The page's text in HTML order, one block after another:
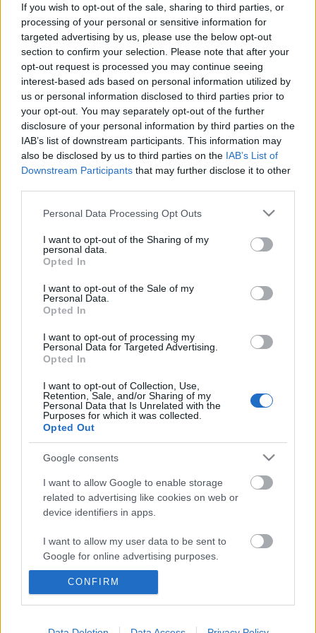
If you wish to opt-out of the sale, sharing to third parties, or
processing of your personal or sensitive information for
targeted advertising by us, please use the below opt-out
section to confirm your selection. Please note that after your
opt-out request is processed you may continue seeing
interest-based ads based on personal information utilized by
us or personal information disclosed to third parties prior to
your opt-out. You may separately opt-out of the further
disclosure of your personal information by third parties on the
IAB’s list of downstream participants. This information may
also be disclosed by us to third parties on the IAB’s List of
Downstream Participants that may further disclose it to other
Please note that this website/app uses one or more Google
not limited to your visit or usage behaviour. You may click to
grant or deny consent to Google and its third-party tags to
use your data for below specified purposes in below Google
consent section.
Personal Data Processing Opt Outs
I want to opt-out of the Sharing of my
personal data.
Opted In
I want to opt-out of the Sale of my
Personal Data.
Opted In
I want to opt-out of processing my
Personal Data for Targeted Advertising.
Opted In
I want to opt-out of Collection, Use,
Retention, Sale, and/or Sharing of my
Personal Data that Is Unrelated with the
Purposes for which it was collected.
Opted Out
Google consents
I want to allow Google to enable storage
related to advertising like cookies on web or
device identifiers in apps.
I want to allow my user data to be sent to
Google for online advertising purposes.
I want to allow Google to send me
I want to allow Google to enable storage
CONFIRM
hogy ki van a zenekarban, amire Young azt felelte,
hogy Axl. Hogy Anderson trollkodott-e vagy igazat
beszélt, kiderül majd úgyis, de az biztos, hogy igen
érdekes lenne egy AC/DC-lemez a Guns N' Roses
énekesével. Szóval egyre távolabb a remény, hogy
Brian Johnson visszatér az énekesi posztra, hiába lett
állítólag kezelhető a hallásproblémája.
Címkék:rock ac/dc
Ajánlott bejegyzések:
Megérkezett!
Emlékek egy régi-új Trottel-lemezhez -
második rész
Jön az új Bruce Springsteen-lemez, itt egy
dal róla